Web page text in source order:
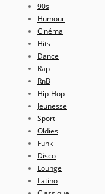
90s
Humour
Cinéma
Hits
Dance
Rap
RnB
Hip-Hop
Jeunesse
Sport
Oldies
Funk
Disco
Lounge
Latino